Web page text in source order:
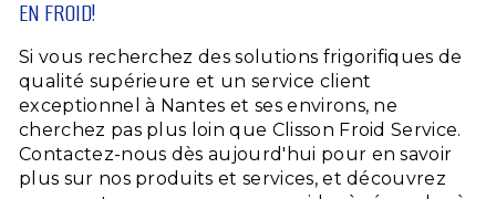
EN FROID!
Si vous recherchez des solutions frigorifiques de
qualité supérieure et un service client
exceptionnel à Nantes et ses environs, ne
cherchez pas plus loin que Clisson Froid Service.
Contactez-nous dès aujourd'hui pour en savoir
plus sur nos produits et services, et découvrez